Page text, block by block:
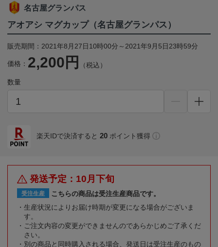
名古屋グランパス
アオアシ マグカップ（名古屋グランパス）
販売期間：2021年8月27日10時00分～2021年9月5日23時59分
価格： 2,200円 （税込）
数量
楽天IDで決済すると 20 ポイント獲得
発送予定：10月下旬
受注生産
こちらの商品は受注生産商品です。
生産状況によりお届け時期が変更になる場合がございま
す。
ご注文内容の変更ができませんのであらかじめご了承くだ
さい。
別の商品と同時購入される場合、発送日は受注生産のもの